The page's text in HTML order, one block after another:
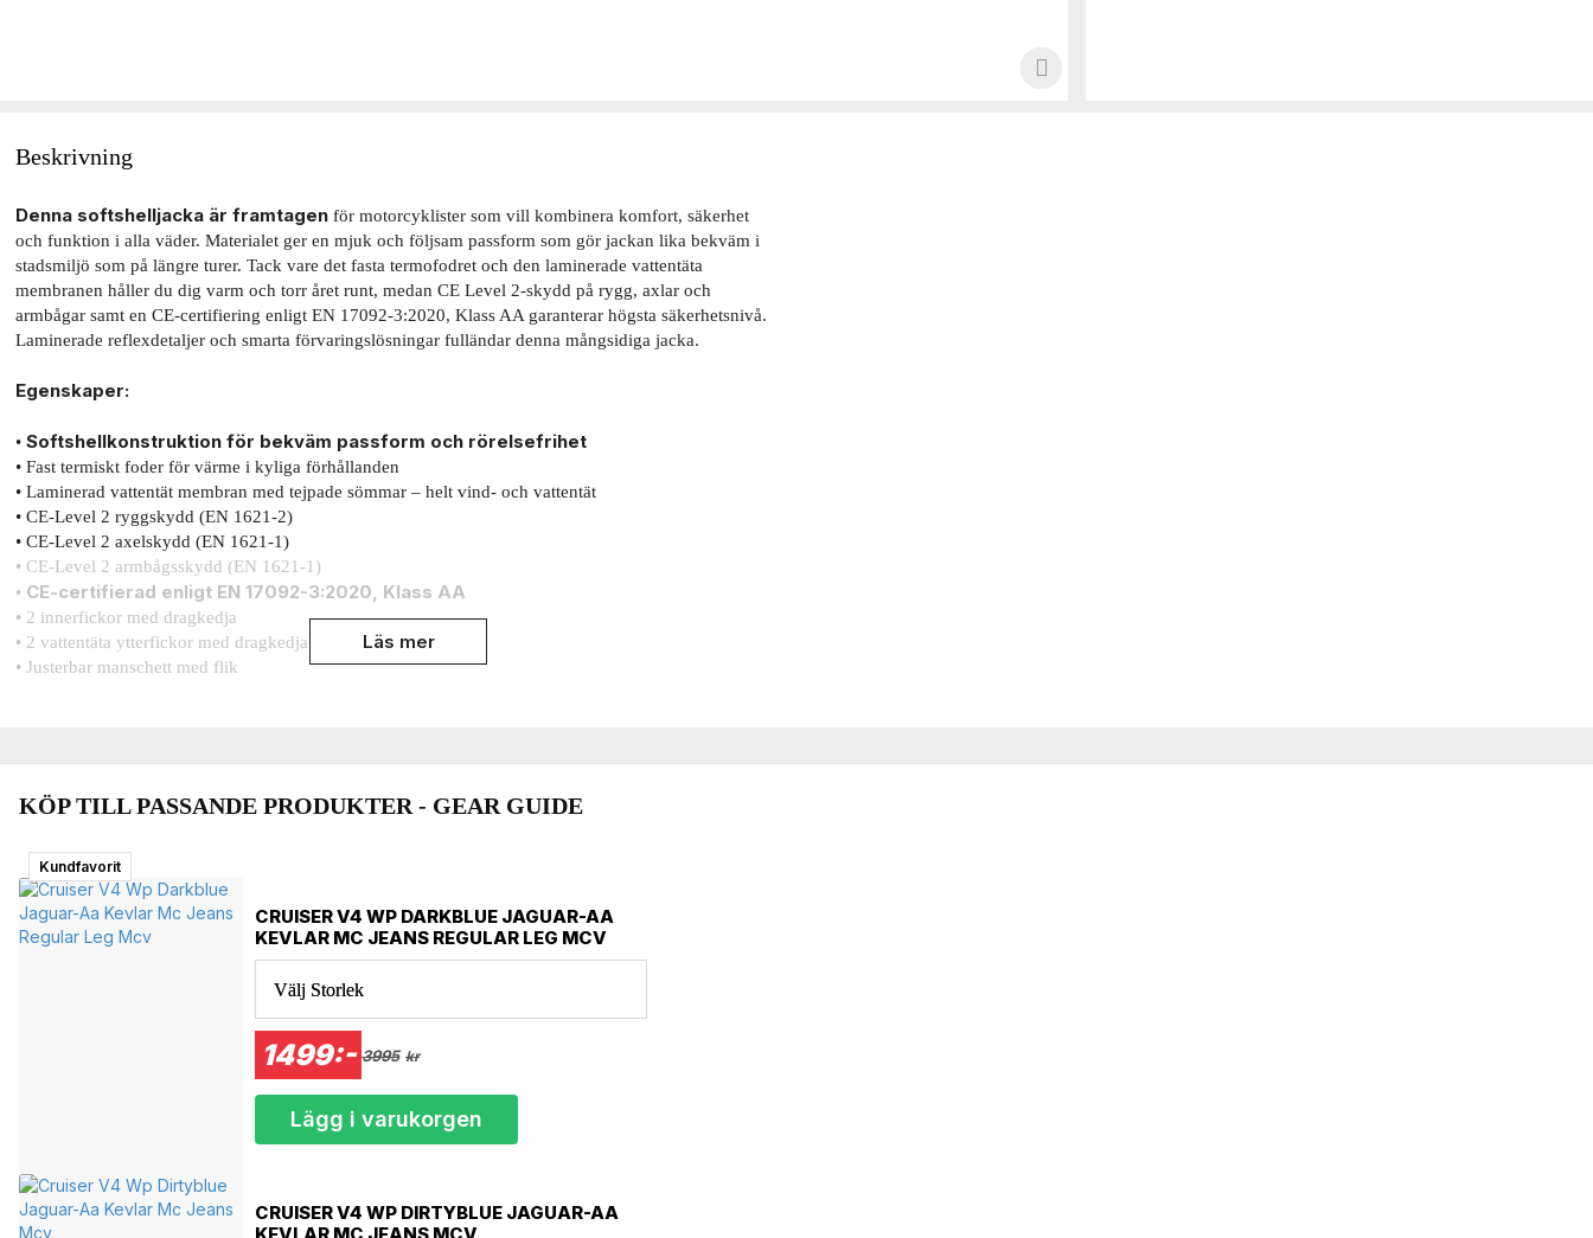
Beskrivning
Denna softshelljacka är framtagen för motorcyklister som vill kombinera komfort, säkerhet
och funktion i alla väder. Materialet ger en mjuk och följsam passform som gör jackan lika bekväm i
stadsmiljö som på längre turer. Tack vare det fasta termofodret och den laminerade vattentäta
membranen håller du dig varm och torr året runt, medan CE Level 2-skydd på rygg, axlar och
armbågar samt en CE-certifiering enligt EN 17092-3:2020, Klass AA garanterar högsta säkerhetsnivå.
Laminerade reflexdetaljer och smarta förvaringslösningar fulländar denna mångsidiga jacka.
Egenskaper:
• Softshellkonstruktion för bekväm passform och rörelsefrihet
• Fast termiskt foder för värme i kyliga förhållanden
• Laminerad vattentät membran med tejpade sömmar – helt vind- och vattentät
• CE-Level 2 ryggskydd (EN 1621-2)
• CE-Level 2 axelskydd (EN 1621-1)
• CE-Level 2 armbågsskydd (EN 1621-1)
• CE-certifierad enligt EN 17092-3:2020, Klass AA
• 2 innerfickor med dragkedja
• 2 vattentäta ytterfickor med dragkedja
• Justerbar manschett med flik
• Laminerade reflexpaneler vid armbågar och fickor för 360° synlighet
• Lamineringsteknik som eliminerar onödiga sömmar och ökar hållbarheten
Läs mer
KÖP TILL PASSANDE PRODUKTER - GEAR GUIDE
CRUISER V4 WP DARKBLUE JAGUAR-AA
KEVLAR MC JEANS REGULAR LEG MCV
Välj Storlek
1499:- 3995 kr
Lägg i varukorgen
Kundfavorit
CRUISER V4 WP DIRTYBLUE JAGUAR-AA